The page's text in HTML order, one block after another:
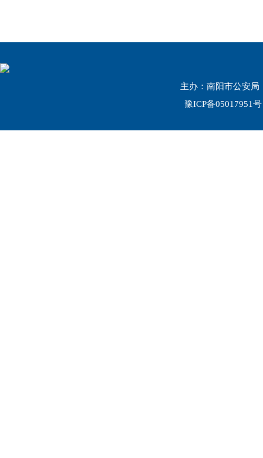
主办：南阳市公安
豫ICP备05017951号